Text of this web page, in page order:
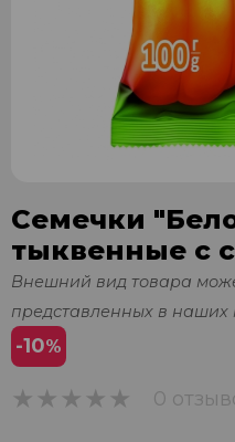
Семечки
тыквенные с
Внешний вид товара
представленных в наших
-10%
0